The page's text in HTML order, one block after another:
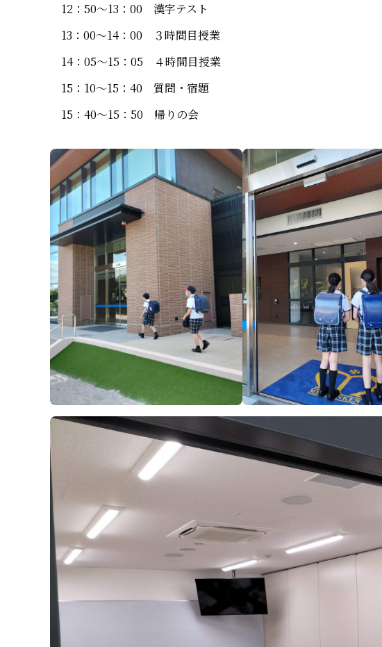
12：50～13：00 漢字テスト
13：00～14：00 ３時間目授業
14：05～15：05 ４時間目授業
15：10～15：40 質問・宿題
15：40～15：50 帰りの会